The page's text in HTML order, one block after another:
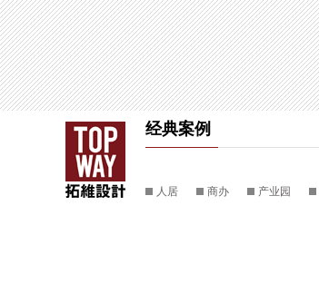
经典案例
人居 商办 产业园